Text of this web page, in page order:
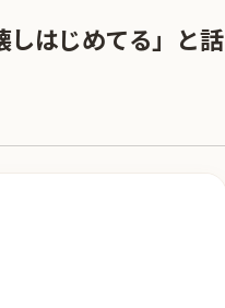
しはじめてる」と話